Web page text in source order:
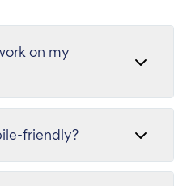
on my
friendly?